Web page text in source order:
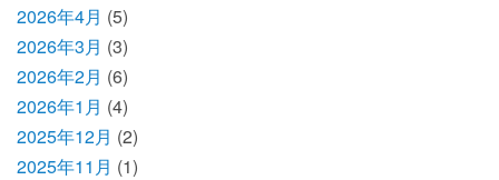
2026年4月 (5)
2026年3月 (3)
2026年2月 (6)
2026年1月 (4)
2025年12月 (2)
2025年11月 (1)